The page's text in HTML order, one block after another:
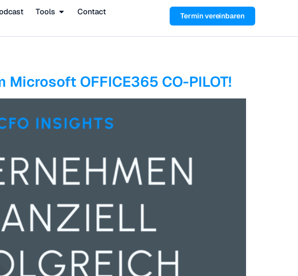
Tools Contact Termin vereinbaren
OFFICE365 CO-PILOT!